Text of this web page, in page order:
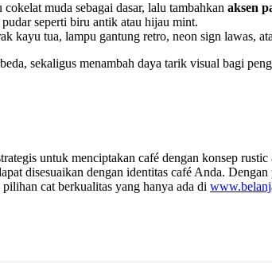
cokelat muda sebagai dasar, lalu tambahkan aksen
seperti biru antik atau hijau mint.
kayu tua, lampu gantung retro, neon sign lawas,
sekaligus menambah daya tarik visual bagi
untuk menciptakan café dengan konsep
disesuaikan dengan identitas café Anda.
cat berkualitas yang hanya ada di